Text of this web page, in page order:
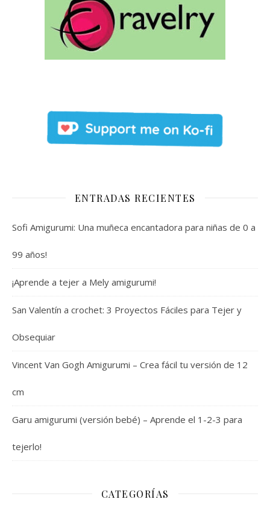
ENTRADAS RECIENTES
Sofi Amigurumi: Una muñeca encantadora para niñas de 0 a
99 años!
¡Aprende a tejer a Mely amigurumi!
San Valentín a crochet: 3 Proyectos Fáciles para Tejer y
Obsequiar
Vincent Van Gogh Amigurumi – Crea fácil tu versión de 12
cm
Garu amigurumi (versión bebé) – Aprende el 1-2-3 para
tejerlo!
CATEGORÍAS